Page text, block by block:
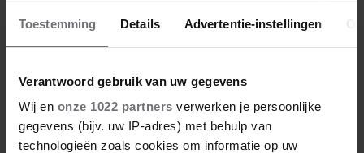
Toestemming Details Advertentie-instellingen
Verantwoord gebruik van uw gegevens
Wij en onze 1022 partners verwerken je persoonlijke
gegevens (bijv. uw IP-adres) met behulp van
technologieën zoals cookies om informatie op uw